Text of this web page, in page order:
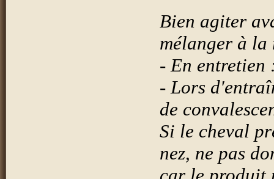
Bien agiter
mélanger à
- En
- Lors
de
Si le cheval
nez, ne pas